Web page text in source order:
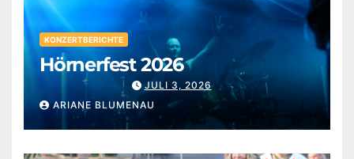
KONZERTBERICHTE
Hörnerfest 2026
JULI 3, 2026
ARIANE BLUMENAU